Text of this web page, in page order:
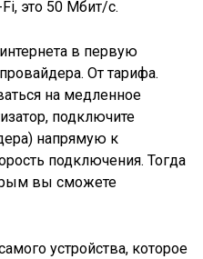
это 50 Мбит/с.
в первую
От тарифа.
на медленное
подключите
напрямую к
подключения. Тогда
вы сможете
устройства, которое